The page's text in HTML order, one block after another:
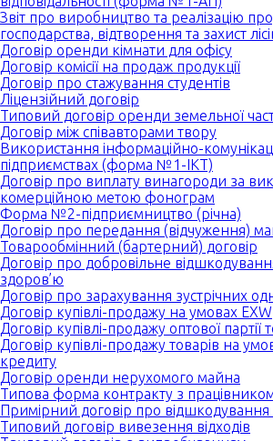
Звіт про виробництво та реалізацію
господарства, відтворення та захист
Договір оренди кімнати для офісу
Договір комісії на продаж продукції
Договір про стажування студентів
Ліцензійний договір
Типовий договір оренди земельної
Договір між співавторами твору
Використання інформаційно-
підприємствах (форма №1-ІКТ)
Договір про виплату винагороди за
комерційною метою фонограм
Форма №2-підприємництво (річна)
Договір про передання (відчуження)
Товарообмінний (бартерний) договір
Договір про добровільне
здоров’ю
Договір про зарахування зустрічних
Договір купівлі-продажу на умовах EXW
Договір купівлі-продажу оптової партії
Договір купівлі-продажу товарів на
кредиту
Договір оренди нерухомого майна
Типова форма контракту з
Примірний договір про відшкодування
Типовий договір вивезення відходів